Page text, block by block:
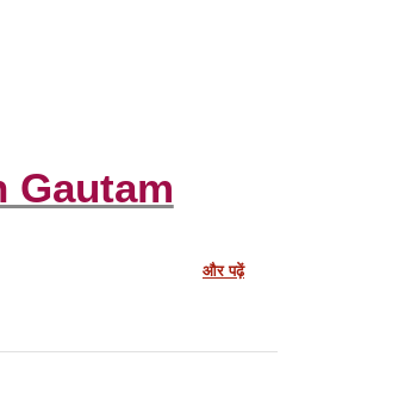
Gautam
और पढ़ें